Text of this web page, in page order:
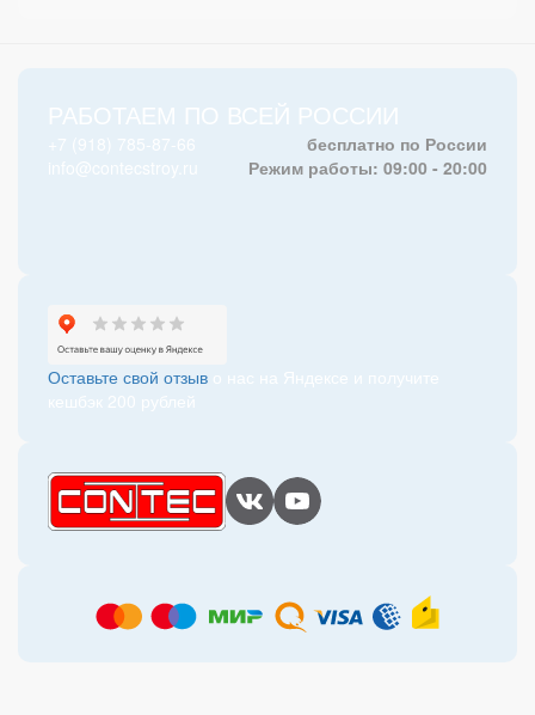
РАБОТАЕМ ПО ВСЕЙ РОССИИ
+7 (918) 785-87-66
бесплатно по России
info@contecstroy.ru
Режим работы: 09:00 - 20:00
Оставьте свой отзыв о нас на Яндексе и получите
кешбэк 200 рублей